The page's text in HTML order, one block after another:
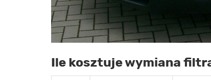
Ile kosztuje wymiana